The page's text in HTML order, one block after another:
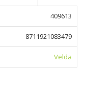
409613
8711921083479
Velda